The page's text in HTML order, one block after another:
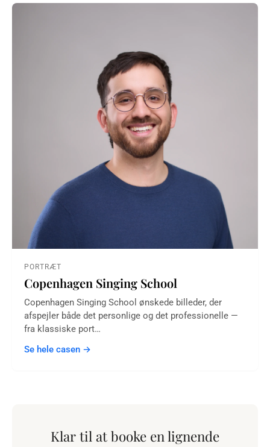
PORTRÆT
Copenhagen Singing School
Copenhagen Singing School ønskede billeder, der
afspejler både det personlige og det professionelle —
fra klassiske port…
Se hele casen →
Klar til at booke en lignende